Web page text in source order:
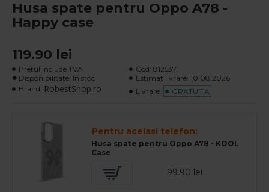
Husa spate pentru Oppo A78 -
Happy case
119.90 lei
Pretul include TVA
Disponibilitate: In stoc
Brand: RobestShop.ro
Cod: 812537
Estimat livrare: 10.08.2026
Livrare:
GRATUITA
Pentru acelasi telefon:
Husa spate pentru Oppo A78 - KOOL
Case
99.90 lei